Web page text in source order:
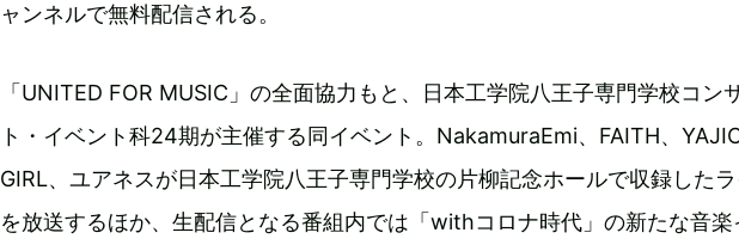
ャンネルで無料配信される。
「UNITED FOR MUSIC」の全面協力もと、日本工学院八王子専門学校コン
ト・イベント科24期が主催する同イベント。NakamuraEmi、FAITH、
GIRL、ユアネスが日本工学院八王子専門学校の片柳記念ホールで収録した
を放送するほか、生配信となる番組内では「withコロナ時代」の新たな音楽